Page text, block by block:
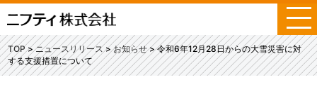
メ
ニ
ュ
ー
TOP ニュースリリース お知らせ
令和6年12月28日からの大雪災害に対
する支援措置について